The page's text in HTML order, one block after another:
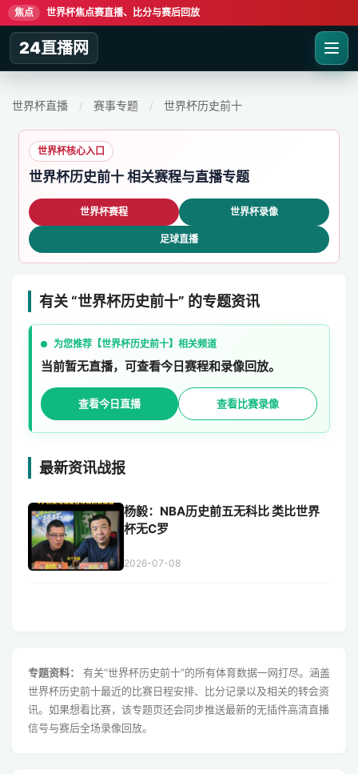
焦点 世界杯焦点赛直播、比分与赛后回放
24直播网
世界杯直播 / 赛事专题 / 世界杯历史前十
世界杯核心入口
世界杯历史前十 相关赛程与直播专题
世界杯赛程 世界杯录像
足球直播
有关 “世界杯历史前十” 的专题资讯
为您推荐【世界杯历史前十】相关频道
当前暂无直播，可查看今日赛程和录像回放。
查看今日直播 查看比赛录像
最新资讯战报
杨毅：NBA历史前五无科比 类比世界
杯无C罗
2026-07-08
专题资料：
有关“世界杯历史前十”的所有体育数据一网打尽。涵盖
世界杯历史前十最近的比赛日程安排、比分记录以及相关的转会资
讯。如果想看比赛，该专题页还会同步推送最新的无插件高清直播
信号与赛后全场录像回放。